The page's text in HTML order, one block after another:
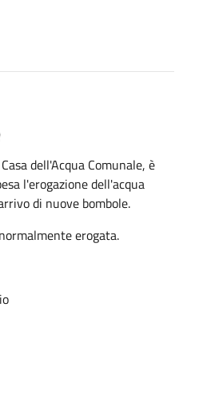
dell'Acqua Comunale, è
l'erogazione dell'acqua
di nuove bombole.
erogata.